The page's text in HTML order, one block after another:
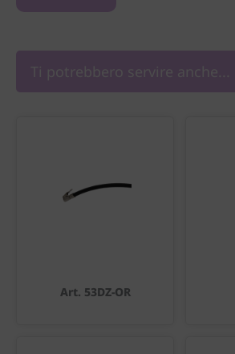
Ti potrebbero servire anche...
Art. 53DZ-OR